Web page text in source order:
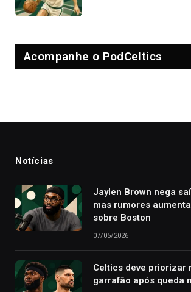
Acompanhe o PodCeltics
Notícias
Jaylen Brown nega
mas rumores
sobre Boston
07/05/2026
Celtics deve priorizar
garrafão após queda